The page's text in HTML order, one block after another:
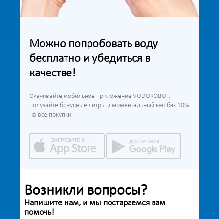
Можно попробовать воду
бесплатно и убедиться в
качестве!
Скачивайте мобильное приложение VODOROBOT,
получайте бонусные литры и моментальный кэшбэк 10%
на все покупки.
Возникли вопросы?
Напишите нам, и мы постараемся вам
помочь!